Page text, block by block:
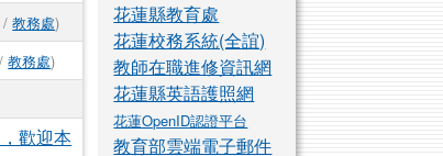
/教務處)
/教務處)
歡迎本
花蓮縣教育處
花蓮校務系統(全誼)
教師在職進修資訊網
花蓮縣英語護照網
花蓮OpenID認證平台
教育部雲端電子郵件